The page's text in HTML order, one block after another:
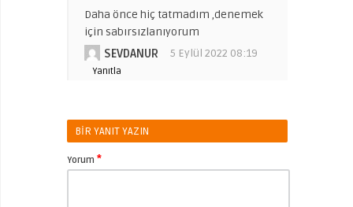
Daha önce hiç tatmadım ,denemek
için sabırsızlanıyorum
SEVDANUR 5 Eylül 2022 08:19
Yanıtla
BIR YANIT YAZIN
Yorum *